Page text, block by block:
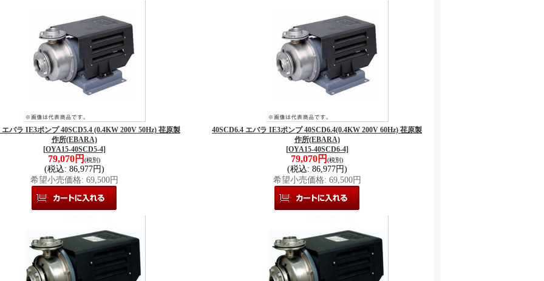
エバラ IE3ポンプ 40SCD5.4 (0.4KW 200V 50Hz) 荏原製
作所(EBARA)
[OYA15-40SCD5-4]
79,070円 (税別)
(税込: 86,977円)
希望小売価格: 69,500円
40SCD6.4 エバラ IE3ポンプ 40SCD6.4(0.4KW 200V 60Hz) 荏原製
作所(EBARA)
[OYA15-40SCD6-4]
79,070円 (税別)
(税込: 86,977円)
希望小売価格: 69,500円